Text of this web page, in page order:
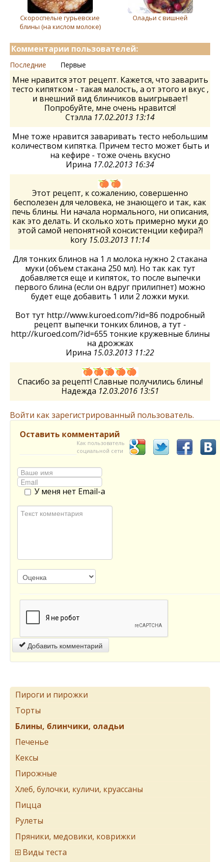
Скороспелые гурьевские
блины (на кислом молоке)
Оладьи с вишней
Комментарии пользователей:
Последние Первые
Мне нравится этот рецепт. Кажется, что заварить
тесто кипятком - такая малость, а от этого и вкус ,
и внешний вид блинчиков выигрывает!
Попробуйте, мне очень нравится!
Стэлла 17.02.2013 13:14
Мне тоже нравится заваривать тесто небольшим
количеством кипятка. Причем тесто может быть и
на кефире - тоже очень вкусно
Ирина 17.02.2013 16:34
Этот рецепт, к сожалению, совершенно
бесполезен для человека, не знающего и так, как
печь блины. Ни начала нормального, ни описания,
как это делать. И сколько хоть примерно муки до
этой самой непонятной консистенции кефира?!
kory 15.03.2013 11:14
Для тонких блинов на 1 л молока нужно 2 стакана
муки (объем стакана 250 мл). Но так как тут
добавляется еще и кипяток, то после выпечки
первого блина (если он вдруг прилипнет) можно
будет еще добавить 1 или 2 ложки муки.
Вот тут http://www.kuroed.com/?id=86 подробный
рецепт выпечки тонких блинов, а тут -
http://kuroed.com/?id=655 тонкие кружевные блины
на дрожжах
Ирина 15.03.2013 11:22
Спасибо за рецепт! Славные получились блины!
Надежда 12.03.2016 13:51
Войти как зарегистрированный пользователь.
Оставить комментарий
Как пользователь
социальной сети
У меня нет Email-а
Добавить комментарий
Пироги и пирожки
Торты
Блины, блинчики, оладьи
Печенье
Кексы
Пирожные
Хлеб, булочки, куличи, круассаны
Пицца
Рулеты
Пряники, медовики, коврижки
Виды теста